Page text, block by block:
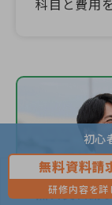
無料資料請
初心
無料資料請
研修内容を詳
科目と費用